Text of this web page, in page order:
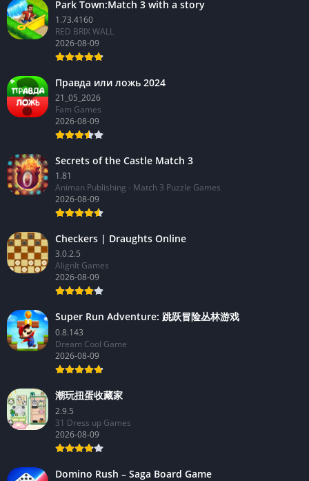
Park Town:Match 3 with a story
1.73.4160
RED BRIX WALL
2026-08-09
Правда или ложь 2024
21_05_2026
Fam Games
2026-08-09
Secrets of the Castle Match 3
1.81
Animan Publishing - Match 3 Puzzle Games
2026-08-09
Checkers | Draughts Online
3.0.2.5
AlignIt Games
2026-08-09
Super Run Adventure: 跳跃冒险丛林游戏
0.8.143
Dream Cool Game
2026-08-09
潮玩扭蛋收藏家
2.9.5
31 Dress up Games
2026-08-09
Domino Rush – Saga Board Game